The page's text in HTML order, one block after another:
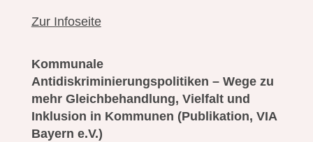
Zur Infoseite
Kommunale
Antidiskriminierungspolitiken – Wege zu
mehr Gleichbehandlung, Vielfalt und
Inklusion in Kommunen (Publikation, VIA
Bayern e.V.)